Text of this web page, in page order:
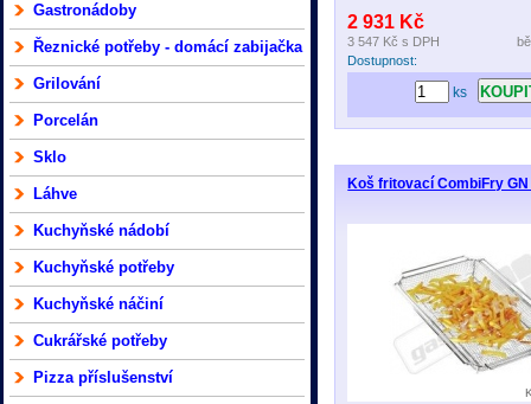
Gastronádoby
Řeznické potřeby - domácí zabijačka
Grilování
Porcelán
Sklo
Láhve
Kuchyňské nádobí
Kuchyňské potřeby
Kuchyňské náčiní
Cukrářské potřeby
Pizza příslušenství
2 931 Kč
3 547 Kč s DPH
Dostupnost:
ks
Koš fritovací CombiFry